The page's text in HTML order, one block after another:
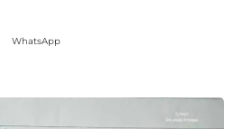
WhatsApp